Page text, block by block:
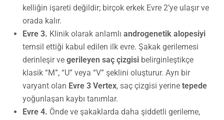
kelliğin işareti değildir; birçok erkek Evre 2’ye ulaşır ve
orada kalır.
Evre 3. Klinik olarak anlamlı androgenetik alopesiyi
temsil ettiği kabul edilen ilk evre. Şakak gerilemesi
derinleşir ve gerileyen saç çizgisi belirginleştikçe
klasik “M”, “U” veya “V” şeklini oluşturur. Ayrı bir
varyant olan Evre 3 Vertex, saç çizgisi yerine tepede
yoğunlaşan kaybı tanımlar.
Evre 4. Önde ve şakaklarda daha şiddetli gerileme,